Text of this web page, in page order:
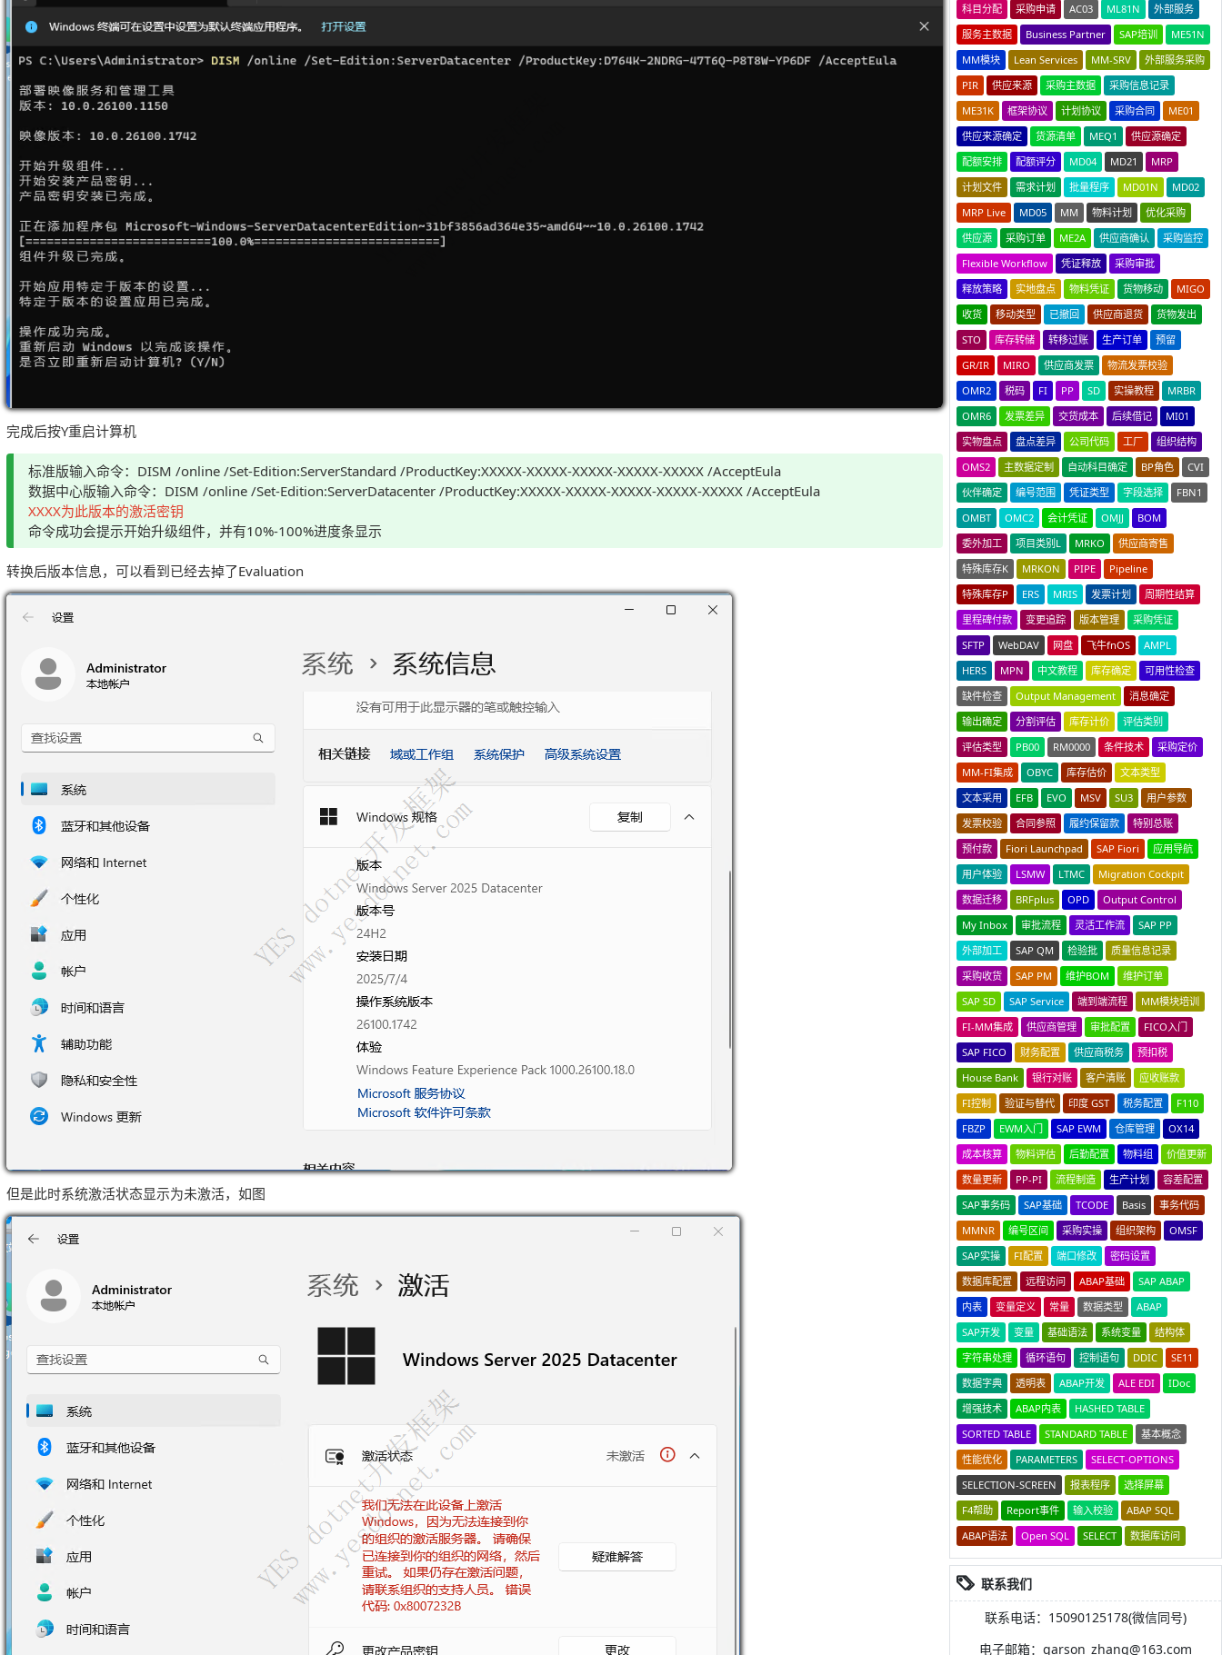
完成后按Y重启计算机
标准版输入命令：DISM /online /Set-Edition:ServerStandard /ProductKey:XXXXX-XXXXX-XXXXX-XXXXX-XXXXX /AcceptEula
数据中心版输入命令：DISM /online /Set-Edition:ServerDatacenter /ProductKey:XXXXX-XXXXX-XXXXX-XXXXX-XXXXX /AcceptEula
XXXX为此版本的激活密钥
命令成功会提示开始升级组件，并有10%-100%进度条显示
转换后版本信息，可以看到已经去掉了Evaluation
但是此时系统激活状态显示为未激活，如图
科目分配
采购申请 AC03 ML81N
外部服务
服务主数据
Business Partner SAP培训
ME51N
MM模块
Lean Services MM-SRV
外部服务采购
PIR
供应来源 采购主数据
采购信息记录
ME31K
框架协议 计划协议 采购合同
ME01
供应来源确定
货源清单 MEQ1
供应源确定
配额安排
配额评分 MD04 MD21
MRP
计划文件
需求计划 批量程序 MD01N
MD02
MRP Live
MD05 MM 物料计划
优化采购
供应源
采购订单 ME2A 供应商确认
采购监控
Flexible Workflow
凭证释放
采购审批
释放策略
实地盘点 物料凭证 货物移动
MIGO
收货
移动类型 已撤回 供应商退货
货物发出
STO
库存转储 转移过账 生产订单
预留
GR/IR
MIRO 供应商发票
物流发票校验
OMR2
税码 FI PP SD 实操教程
MRBR
OMR6
发票差异 交货成本 后续借记
MI01
实物盘点
盘点差异 公司代码 工厂
组织结构
OMS2
主数据定制 自动科目确定 BP角色
CVI
伙伴确定
编号范围 凭证类型 字段选择
FBN1
OMBT
OMC2 会计凭证 OMJJ
BOM
委外加工
项目类别L MRKO
供应商寄售
特殊库存K
MRKON PIPE
Pipeline
特殊库存P
ERS MRIS 发票计划
周期性结算
里程碑付款
变更追踪 版本管理
采购凭证
SFTP
WebDAV 网盘 飞牛fnOS
AMPL
HERS
MPN 中文教程 库存确定
可用性检查
缺件检查
Output Management
消息确定
输出确定
分割评估 库存计价
评估类别
评估类型
PB00 RM0000 条件技术
采购定价
MM-FI集成
OBYC 库存估价
文本类型
文本采用
EFB EVO MSV SU3
用户参数
发票校验
合同参照 履约保留款
特别总账
预付款
Fiori Launchpad SAP Fiori
应用导航
用户体验
LSMW LTMC
Migration Cockpit
数据迁移
BRFplus OPD
Output Control
My Inbox
审批流程 灵活工作流
SAP PP
外部加工
SAP QM 检验批
质量信息记录
采购收货
SAP PM 维护BOM
维护订单
SAP SD
SAP Service 端到端流程
MM模块培训
FI-MM集成
供应商管理 审批配置
FICO入门
SAP FICO
财务配置 供应商税务
预扣税
House Bank
银行对账 客户清账
应收账款
FI控制
验证与替代 印度 GST 税务配置
F110
FBZP
EWM入门 SAP EWM 仓库管理
OX14
成本核算
物料评估 后勤配置 物料组
价值更新
数量更新
PP-PI 流程制造 生产计划
容差配置
SAP事务码
SAP基础 TCODE Basis
事务代码
MMNR
编号区间 采购实操 组织架构
OMSF
SAP实操
FI配置 端口修改
密码设置
数据库配置
远程访问 ABAP基础
SAP ABAP
内表
变量定义 常量 数据类型
ABAP
SAP开发
变量 基础语法 系统变量
结构体
字符串处理
循环语句 控制语句 DDIC
SE11
数据字典
透明表 ABAP开发 ALE EDI
IDoc
增强技术
ABAP内表
HASHED TABLE
SORTED TABLE
STANDARD TABLE
基本概念
性能优化
PARAMETERS
SELECT-OPTIONS
SELECTION-SCREEN
报表程序
选择屏幕
F4帮助
Report事件 输入校验
ABAP SQL
ABAP语法
Open SQL SELECT 数据库访问
联系我们
联系电话：15090125178(微信同号)
电子邮箱：garson_zhang@163.com